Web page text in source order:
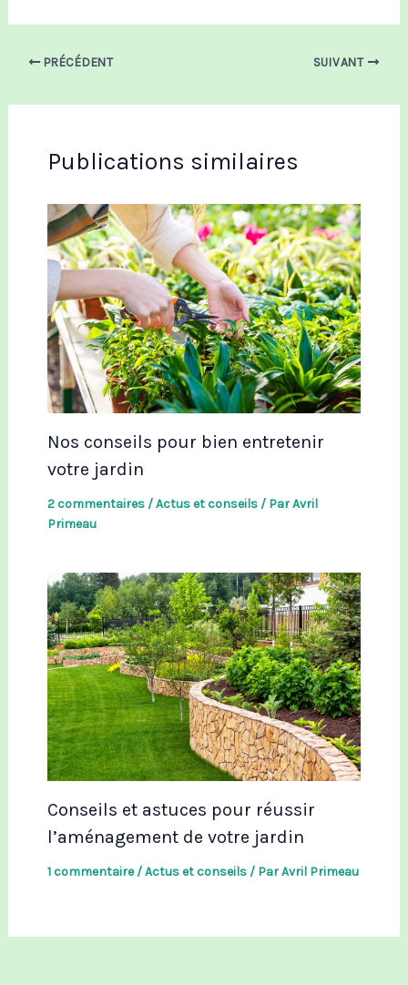
PRÉCÉDENT SUIVANT
Publications similaires
Nos conseils pour bien entretenir
votre jardin
2 commentaires /Actus et conseils/ ParAvril
Primeau
Conseils et astuces pour réussir
l’aménagement de votre jardin
1 commentaire/Actus et conseils/ ParAvril Primeau